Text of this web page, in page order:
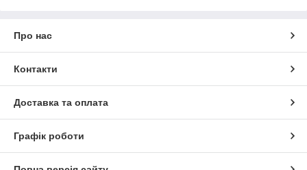
Про нас
Контакти
Доставка та оплата
Графік роботи